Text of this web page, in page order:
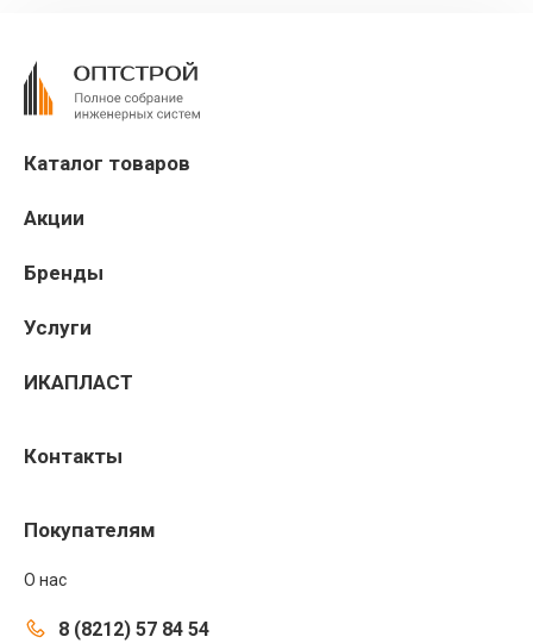
Каталог товаров
Акции
Бренды
Услуги
ИКАПЛАСТ
Контакты
Покупателям
О нас
8 (8212) 57 84 54